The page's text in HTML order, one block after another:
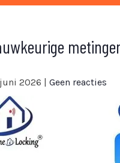
2026 | Geen reacties